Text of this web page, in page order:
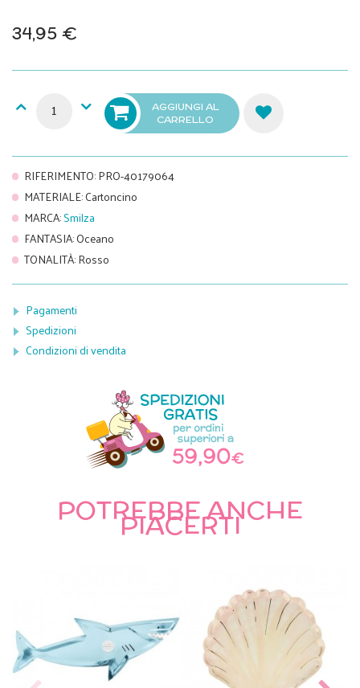
34,95 €
AGGIUNGI AL
CARRELLO
RIFERIMENTO:PRO-40179064
MATERIALE:Cartoncino
MARCA:Smilza
FANTASIA:Oceano
TONALITÀ:Rosso
Pagamenti
Spedizioni
Condizioni di vendita
POTREBBE ANCHE
PIACERTI